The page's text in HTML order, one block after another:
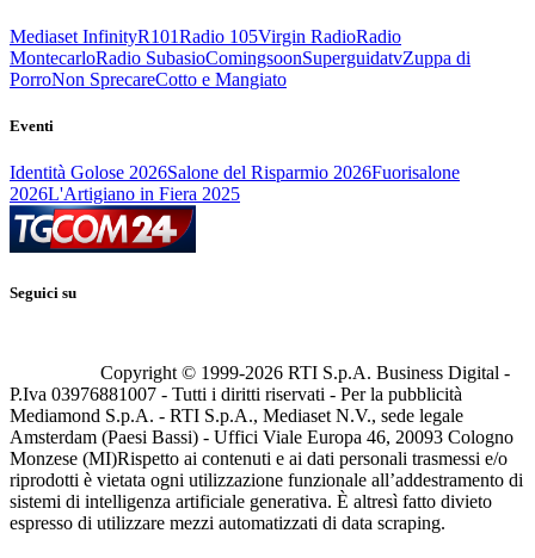
Mediaset InfinityR101Radio 105Virgin RadioRadio
MontecarloRadio SubasioComingsoonSuperguidatvZuppa di
PorroNon SprecareCotto e Mangiato
Eventi
Identità Golose 2026Salone del Risparmio 2026Fuorisalone
2026L'Artigiano in Fiera 2025
Seguici su
Copyright © 1999-2026 RTI S.p.A. Business Digital -
P.Iva 03976881007 - Tutti i diritti riservati - Per la pubblicità
Mediamond S.p.A. - RTI S.p.A., Mediaset N.V., sede legale
Amsterdam (Paesi Bassi) - Uffici Viale Europa 46, 20093 Cologno
Monzese (MI)Rispetto ai contenuti e ai dati personali trasmessi e/o
riprodotti è vietata ogni utilizzazione funzionale all’addestramento di
sistemi di intelligenza artificiale generativa. È altresì fatto divieto
espresso di utilizzare mezzi automatizzati di data scraping.